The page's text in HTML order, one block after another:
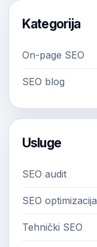
Kategorija
On-page SEO
SEO blog
Usluge
SEO audit
SEO optimizacija
Tehnički SEO